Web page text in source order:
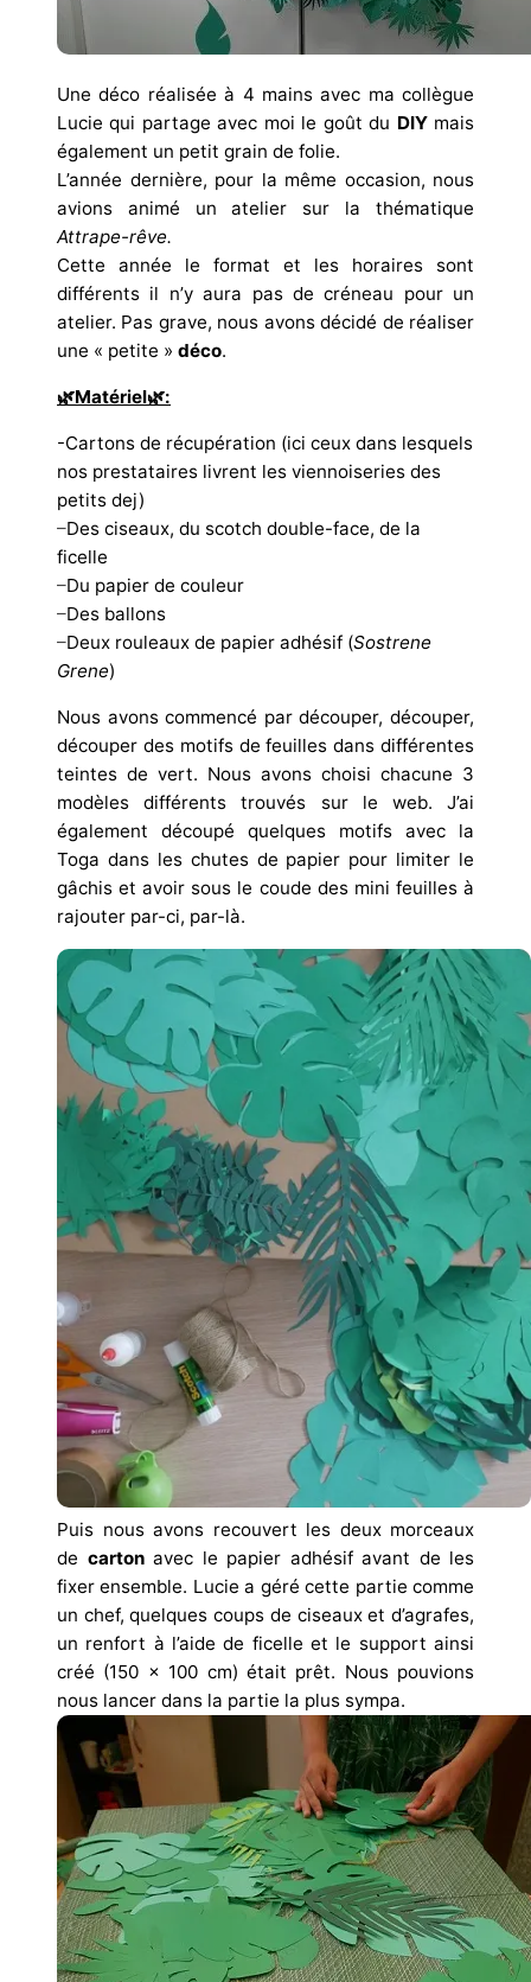
Une déco réalisée à 4 mains avec ma collègue
Lucie qui partage avec moi le goût du DIYmais
également un petit grain de folie.
L’année dernière, pour la même occasion, nous
avions animé un atelier sur la thématique
Attrape-rêve.
Cette année le format et les horaires sont
différents il n’y aura pas de créneau pour un
atelier. Pas grave, nous avons décidé de réaliser
une « petite » déco.
🌿Matériel🌿:
-Cartons de récupération (ici ceux dans lesquels
nos prestataires livrent les viennoiseries des
petits dej)
–Des ciseaux, du scotch double-face, de la
ficelle
–Du papier de couleur
–Des ballons
–Deux rouleaux de papier adhésif (Sostrene
Grene)
Nous avons commencé par découper, découper,
découper des motifs de feuilles dans différentes
teintes de vert. Nous avons choisi chacune 3
modèles différents trouvés sur le web. J’ai
également découpé quelques motifs avec la
Toga dans les chutes de papier pour limiter le
gâchis et avoir sous le coude des mini feuilles à
rajouter par-ci, par-là.
Puis nous avons recouvert les deux morceaux
de cartonavec le papier adhésif avant de les
fixer ensemble. Lucie a géré cette partie comme
un chef, quelques coups de ciseaux et d’agrafes,
un renfort à l’aide de ficelle et le support ainsi
créé (150 x 100 cm) était prêt. Nous pouvions
nous lancer dans la partie la plus sympa.